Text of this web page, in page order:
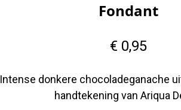
Fondant
€ 0,95
Intense donkere chocoladeganache
handtekening vanAriqua